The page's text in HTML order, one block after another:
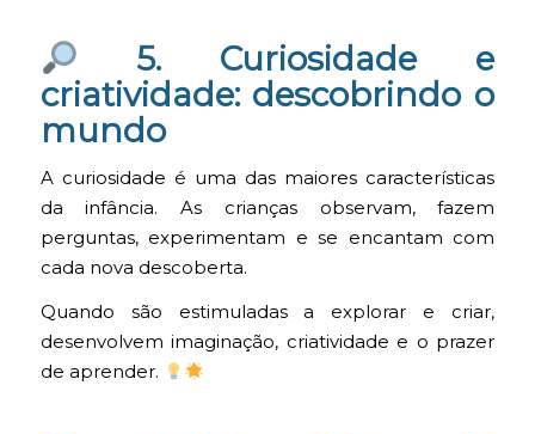
5. Curiosidade e
criatividade: descobrindo o
mundo
A curiosidade é uma das maiores características
da infância. As crianças observam, fazem
perguntas, experimentam e se encantam com
cada nova descoberta.
Quando são estimuladas a explorar e criar,
desenvolvem imaginação, criatividade e o prazer
de aprender.